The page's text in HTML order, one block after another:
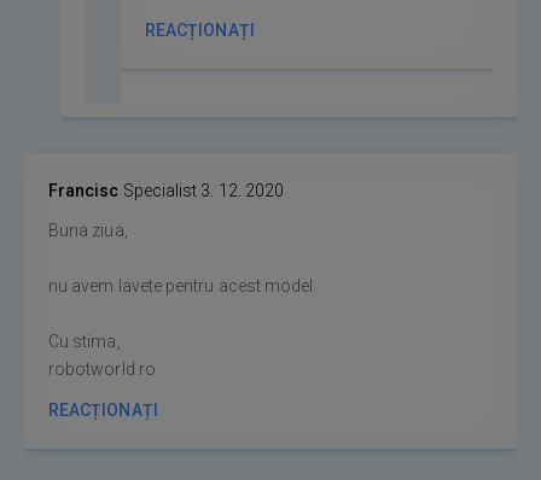
REACȚIONAȚI
Francisc Specialist 3. 12. 2020
Buna ziua,
nu avem lavete pentru acest model.
Cu stima,
robotworld.ro
REACȚIONAȚI